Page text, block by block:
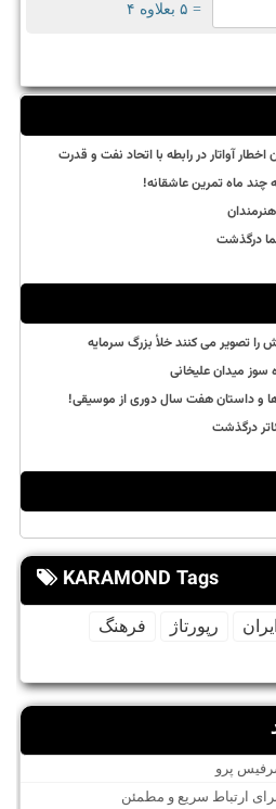
= ۵ بعلاوه ۴
اخطار آواتار در رابطه با اتحاد نفت و قدرت
ماه تمرین عاشقانه!
درگذشت
را تصویر می کنند خلأ بزرگ سرمایه
سوز میدان علیخانی
و داستان هفت سال دوری از موسیقی!
درگذشت
KARAMOND Tags
ایران رپورتاژ
فرهنگ
پرو
ارتباط سریع و مطمئن